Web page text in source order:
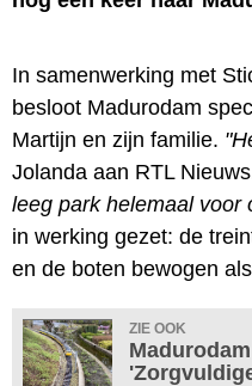
In samenwerking met
besloot Madurodam
Martijn en zijn familie.
Jolanda aan RTL
leeg park helemaal voor
in werking gezet: de
en de boten bewogen
ZIE OOK